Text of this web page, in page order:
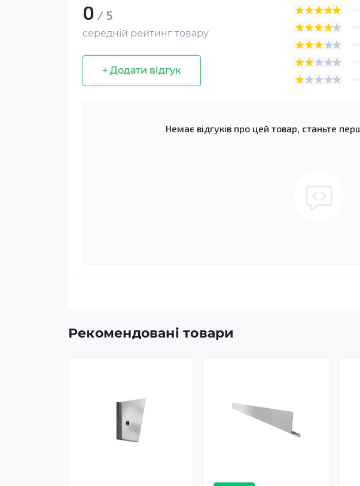
0 / 5
середній рейтинг товару
+ Додати відгук
Немає відгуків про цей товар, станьте
Рекомендовані товари